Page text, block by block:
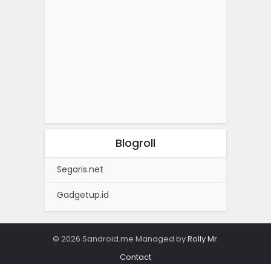
Blogroll
Segaris.net
Gadgetup.id
© 2026 Sandroid.me Managed byRolly Mr.
Contact